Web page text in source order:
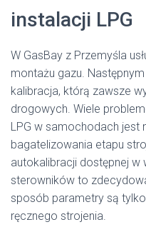
instalacji LPG
W GasBay z Przemyśla
montażu gazu.
kalibracja, którą zawsze
drogowych. Wiele
LPG w samochodach jest
bagatelizowania etapu
autokalibracji dostępnej w
sterowników to
sposób parametry są
ręcznego strojenia.